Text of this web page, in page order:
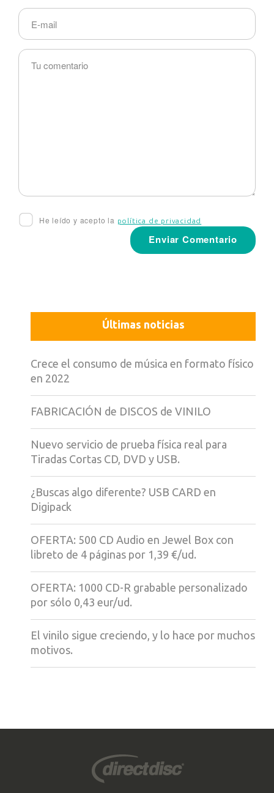
He leído y acepto la política de privacidad
Últimas noticias
Crece el consumo de música en formato físico
en 2022
FABRICACIÓN de DISCOS de VINILO
Nuevo servicio de prueba física real para
Tiradas Cortas CD, DVD y USB.
¿Buscas algo diferente? USB CARD en
Digipack
OFERTA: 500 CD Audio en Jewel Box con
libreto de 4 páginas por 1,39 €/ud.
OFERTA: 1000 CD-R grabable personalizado
por sólo 0,43 eur/ud.
El vinilo sigue creciendo, y lo hace por muchos
motivos.